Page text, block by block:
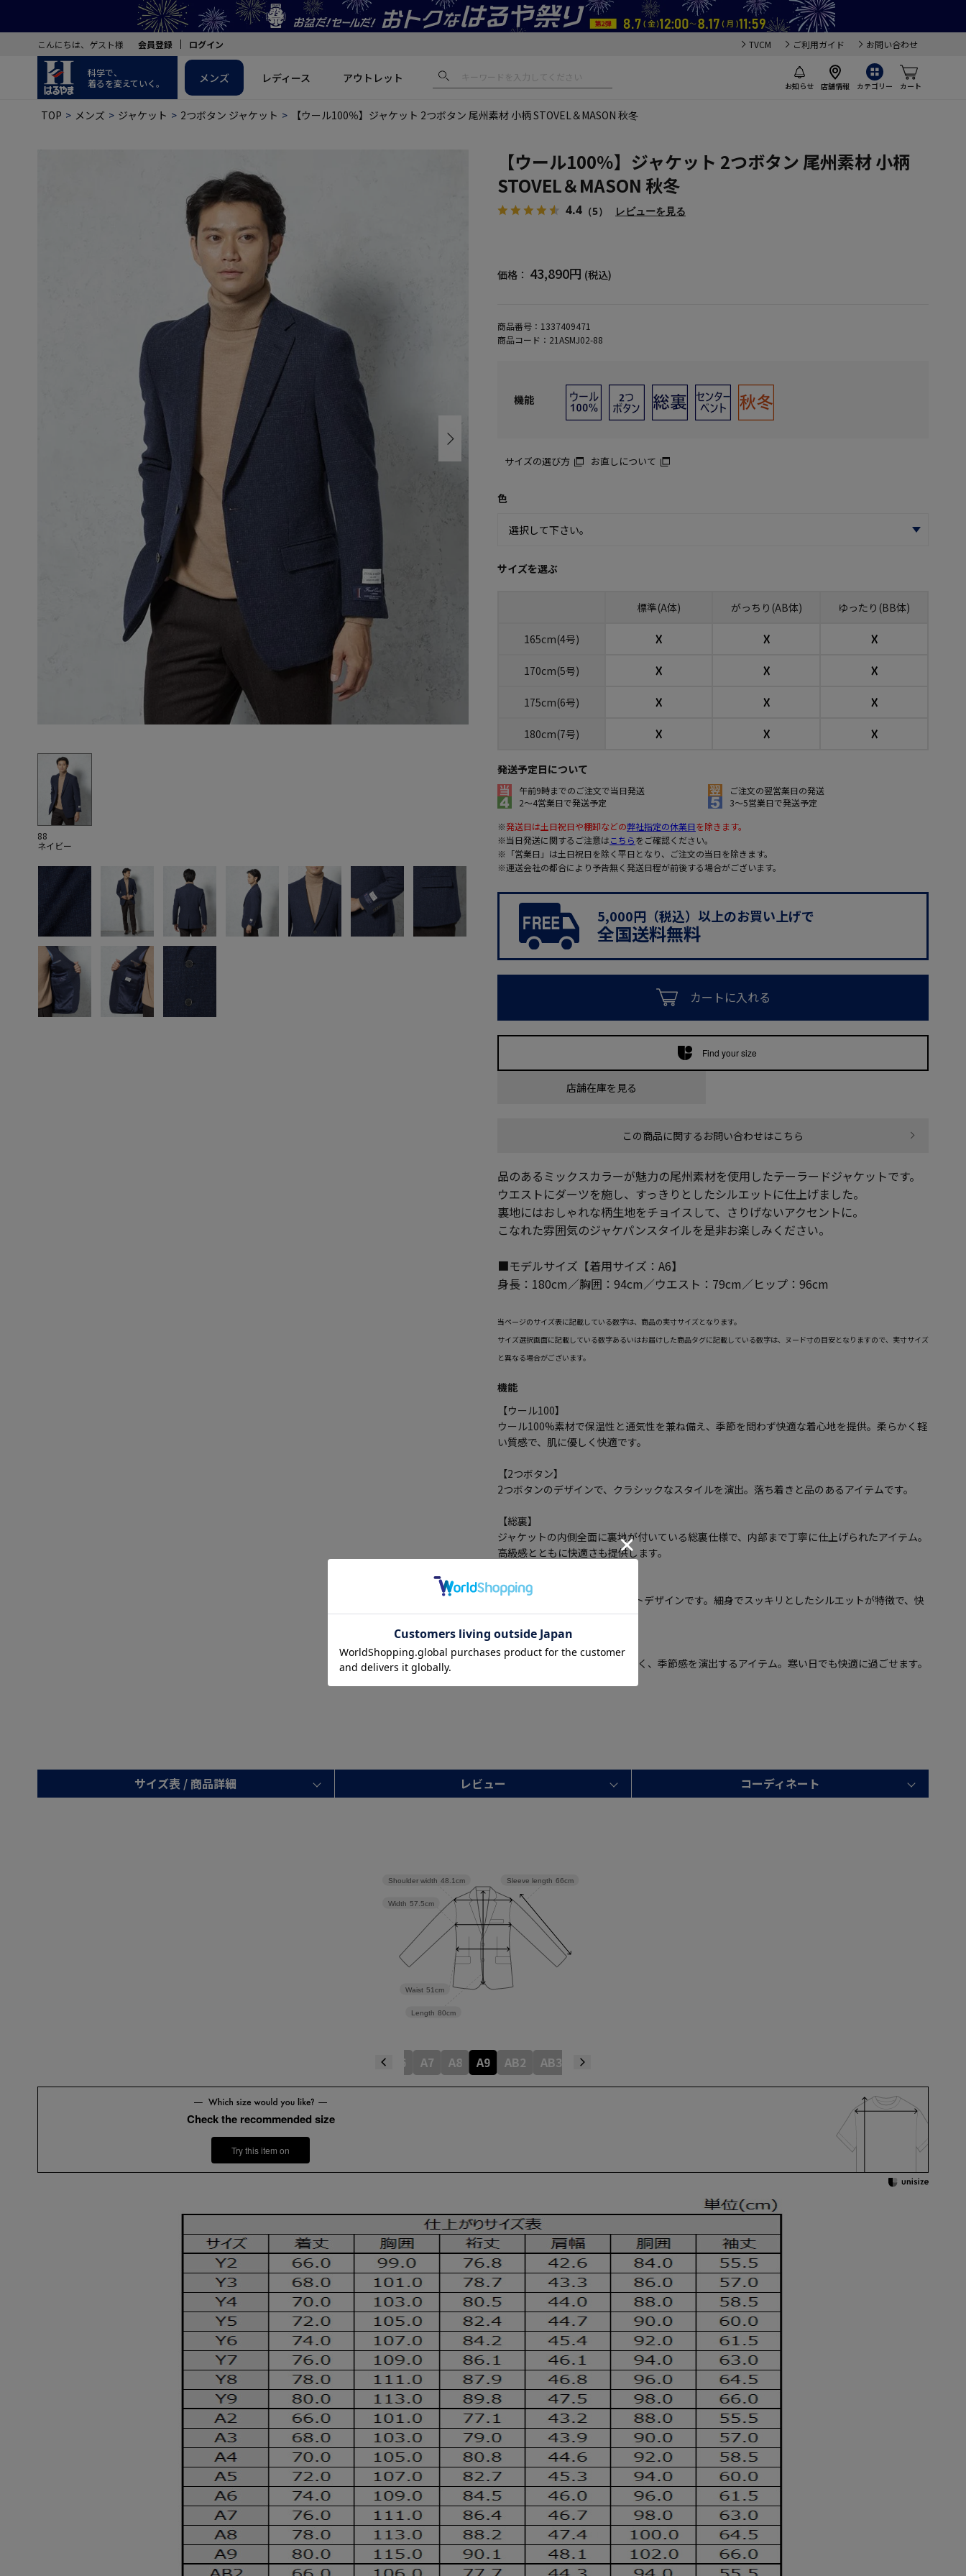
こんにちは、ゲスト様 会員登録 ログイン TVCM ご利用ガイド お問い合わせ
科学で、
着るを変えていく。
お知らせ 店舗情報 カテゴリー カート
メンズ レディース アウトレット
TOP メンズ ジャケット 2つボタン ジャケット 【ウール100％】ジャケット 2つボタン 尾州素材 小柄 STOVEL＆MASON 秋冬
88
ネイビー
【ウール100％】ジャケット 2つボタン 尾州素材 小柄
STOVEL＆MASON 秋冬
4.4 （5） レビューを見る
価格： 43,890円 (税込)
商品番号： 1337409471
商品コード： 21ASMJ02-88
機能
サイズの選び方 お直しについて
色
サイズを選ぶ
標準(A体) がっちり(AB体) ゆったり(BB体)
165cm(4号) ☓ ☓ ☓
170cm(5号) ☓ ☓ ☓
175cm(6号) ☓ ☓ ☓
180cm(7号) ☓ ☓ ☓
発送予定日について
午前9時までのご注文で当日発送
ご注文の翌営業日の発送
2～4営業日で発送予定
3～5営業日で発送予定
※発送日は土日祝日や棚卸などの弊社指定の休業日を除きます。
※当日発送に関するご注意はこちらをご確認ください。
※「営業日」は土日祝日を除く平日となり、ご注文の当日を除きます。
※運送会社の都合により予告無く発送日程が前後する場合がございます。
5,000円（税込）以上のお買い上げで
全国送料無料
カートに入れる
Find your size
店舗在庫を見る
この商品に関するお問い合わせはこちら
品のあるミックスカラーが魅力の尾州素材を使用したテーラードジャケットです。
ウエストにダーツを施し、すっきりとしたシルエットに仕上げました。
裏地にはおしゃれな柄生地をチョイスして、さりげないアクセントに。
こなれた雰囲気のジャケパンスタイルを是非お楽しみください。
■モデルサイズ【着用サイズ：A6】
身長：180cm／胸囲：94cm／ウエスト：79cm／ヒップ：96cm
当ページのサイズ表に記載している数字は、商品の実寸サイズとなります。
サイズ選択画面に記載している数字あるいはお届けした商品タグに記載している数字は、ヌード寸の目安となりますので、実寸サイズ
と異なる場合がございます。
機能
【ウール100】
ウール100%素材で保温性と通気性を兼ね備え、季節を問わず快適な着心地を提供。柔らかく軽
い質感で、肌に優しく快適です。
【2つボタン】
2つボタンのデザインで、クラシックなスタイルを演出。落ち着きと品のあるアイテムです。
【総裏】
ジャケットの内側全面に裏地が付いている総裏仕様で、内部まで丁寧に仕上げられたアイテム。
高級感とともに快適さも提供します。
【センターベント】
切り込みが1本のセンターベントデザインです。細身でスッキリとしたシルエットが特徴で、快
適な着心地を提供します
【秋冬】
秋冬シーズンにぴったりの暖かく、季節感を演出するアイテム。寒い日でも快適に過ごせます。
サイズ表 / 商品詳細 レビュー コーディネート
Sleeve length 66cm
Length 80cm
Waist 51cm
Width 57.5cm
Shoulder width 48.1cm
A6 A7 A8 A9 AB2 AB3 AB4
Check the recommended size
Try this item on